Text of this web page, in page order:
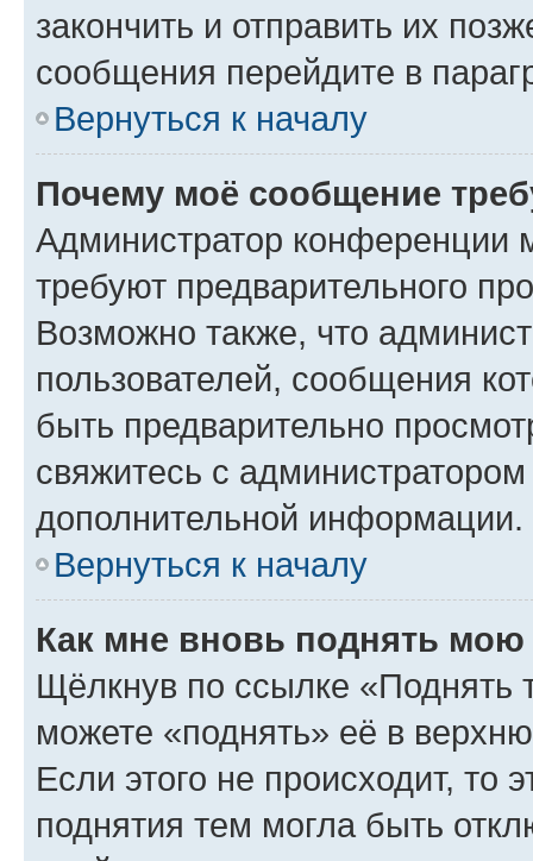
закончить и отправить их
сообщения перейдите в
Вернуться к началу
Почему моё сообщение
Администратор конференции
требуют предварительного
Возможно также, что
пользователей, сообщения
быть предварительно
свяжитесь с
дополнительной информации.
Вернуться к началу
Как мне вновь поднять мою
Щёлкнув по ссылке «Поднять
можете «поднять» её в
Если этого не происходит, то
поднятия тем могла быть